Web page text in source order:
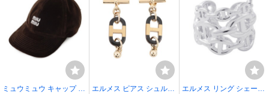
ミュウミュウ キャップ ロ
エルメス ピアス シュル・
エルメス リング シェーヌ